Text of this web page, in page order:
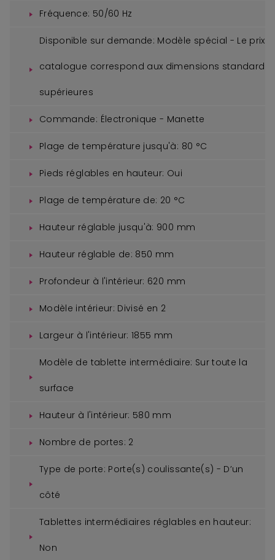
Fréquence: 50/60 Hz
Disponible sur demande: Modèle spécial - Le prix
catalogue correspond aux dimensions standard
supérieures
Commande: Électronique - Manette
Plage de température jusqu'à: 80 °C
Pieds réglables en hauteur: Oui
Plage de température de: 20 °C
Hauteur réglable jusqu'à: 900 mm
Hauteur réglable de: 850 mm
Profondeur à l'intérieur: 620 mm
Modèle intérieur: Divisé en 2
Largeur à l'intérieur: 1855 mm
Modèle de tablette intermédiaire: Sur toute la
surface
Hauteur à l'intérieur: 580 mm
Nombre de portes: 2
Type de porte: Porte(s) coulissante(s) - D’un
côté
Tablettes intermédiaires réglables en hauteur:
Non